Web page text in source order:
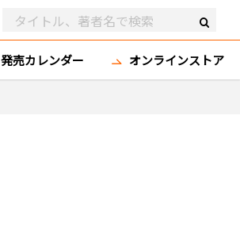
発売カレンダー オンラインストア